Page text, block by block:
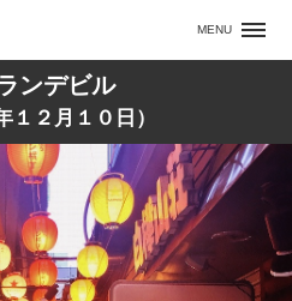
MENU
MENU
ンデビル
１２月１０日）